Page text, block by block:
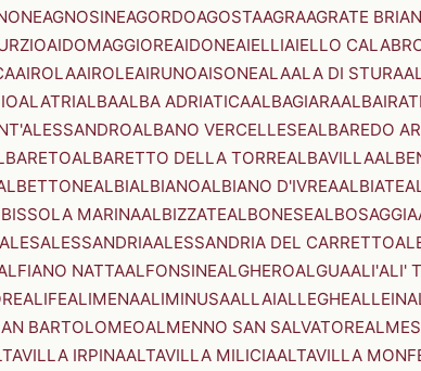
AGNOSINEAGORDOAGOSTAAGRAAGRATE
AIDOMAGGIOREAIDONEAIELLIAIELLO
AIROLAAIROLEAIRUNOAISONEALAALA DI STURA
ALATRIALBAALBA ADRIATICAALBAGIARA
ALBANO VERCELLESEALBAREDO
ALBARETTO DELLA TORREALBAVILLA
ALBIALBIANOALBIANO D'IVREAALBIATE
MARINAALBIZZATEALBONESEALBOSAGGIA
ALESALESSANDRIAALESSANDRIA DEL CARRETTO
NATTAALFONSINEALGHEROALGUAALI'ALI'
ALIFEALIMENAALIMINUSAALLAIALLEGHEALLEIN
BARTOLOMEOALMENNO SAN SALVATORE
IRPINAALTAVILLA MILICIAALTAVILLA